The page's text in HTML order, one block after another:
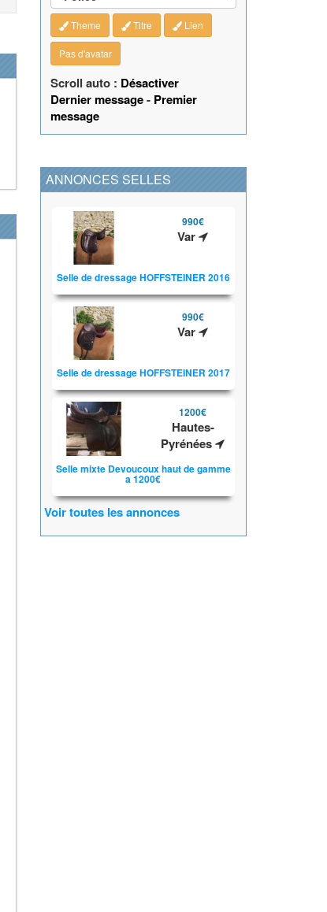
Theme Titre Lien
Pas d'avatar
Scroll auto : Désactiver
Dernier message- Premier
message
ANNONCES SELLES
990€
Var
Selle de dressage HOFFSTEINER 2016
990€
Var
Selle de dressage HOFFSTEINER 2017
1200€
Hautes-
Pyrénées
Selle mixte Devoucoux haut de gamme
a 1200€
Voir toutes les annonces